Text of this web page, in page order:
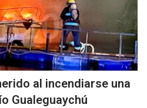
al incendiarse una
Gualeguaychú